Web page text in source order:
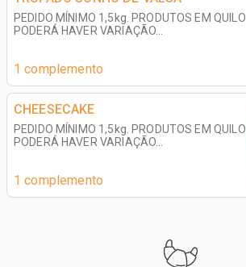
PEDIDO MÍNIMO 1,5kg. PRODUTOS EM QUILO
PODERÁ HAVER VARIAÇÃO...
1 complemento
CHEESECAKE
PEDIDO MÍNIMO 1,5kg. PRODUTOS EM QUILO
PODERÁ HAVER VARIAÇÃO...
1 complemento